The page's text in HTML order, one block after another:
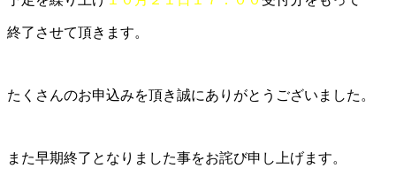
終了させて頂きます。
たくさんのお申込みを頂き誠にありがとうございました。
また早期終了となりました事をお詫び申し上げます。